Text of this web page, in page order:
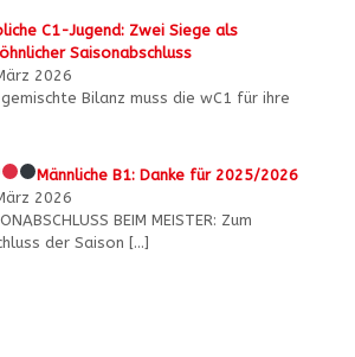
C1-Jugend: Zwei Siege als
Saisonabschluss
2026
gemischte Bilanz muss die wC1 für ihre
Männliche B1: Danke für 2025/2026
2026
BEIM MEISTER: Zum
der Saison […]